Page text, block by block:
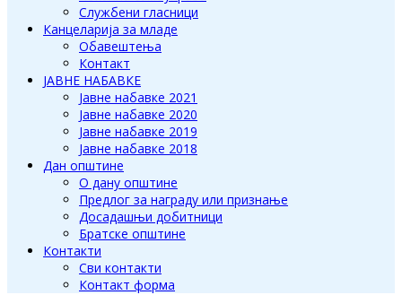
Службени гласници
Канцеларија за младе
Обавештења
Контакт
ЈАВНЕ НАБАВКЕ
Јавне набавке 2021
Јавне набавке 2020
Јавне набавке 2019
Јавне набавке 2018
Дан општине
О дану општине
Предлог за награду или признање
Досадашњи добитници
Братске општине
Контакти
Сви контакти
Контакт форма